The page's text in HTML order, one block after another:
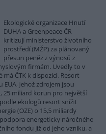
Ekologické organizace Hnutí
DUHA a Greenpeace ČR
kritizují ministerstvo životního
prostředí (MŽP) za plánovaný
přesun peněz z výnosů z
firmám. Uvedly to v
ČTK k dispozici. Resort
EUA, jehož zdrojem jsou
25 miliard korun pro největší
ekologů resort snížit
(OZE) o 15,5 miliardy
energeticky náročného
fondu již od jeho vzniku, a